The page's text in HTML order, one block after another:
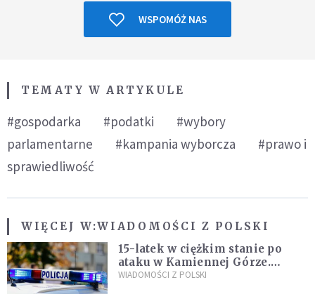
WSPOMÓŻ NAS
TEMATY W ARTYKULE
#gospodarka #podatki
#wybory
parlamentarne
#kampania wyborcza
#prawo i
sprawiedliwość
WIĘCEJ W:WIADOMOŚCI Z POLSKI
15-latek w ciężkim stanie po
ataku w Kamiennej Górze.
Policja zatrzymała dwóch
WIADOMOŚCI Z POLSKI